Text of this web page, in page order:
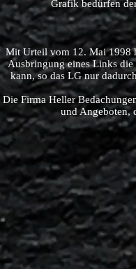
Grafik bedürfen
Mit Urteil vom 12. Mai 1998
Ausbringung eines Links
kann, so das LG nur
Die Firma Heller
und Angeboten,